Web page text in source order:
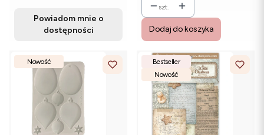
Powiadom mnie o
dostępności
szt.
Dodaj do koszyka
Nowość
Bestseller
Nowość